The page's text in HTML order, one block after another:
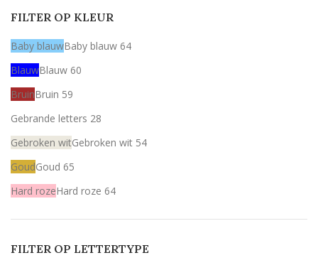
FILTER OP KLEUR
Baby blauwBaby blauw 64
BlauwBlauw 60
BruinBruin 59
Gebrande letters 28
Gebroken witGebroken wit 54
GoudGoud 65
Hard rozeHard roze 64
FILTER OP LETTERTYPE